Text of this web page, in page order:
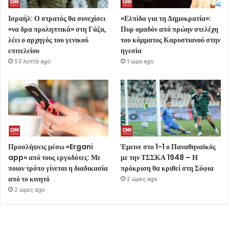
Ισραήλ: Ο στρατός θα συνεχίσει
«να δρα προληπτικά» στη Γάζα,
λέει ο αρχηγός του γενικού
επιτελείου
53 λεπτά ago
«Ελπίδα για τη Δημοκρατία»:
Πυρ ομαδόν από πρώην στελέχη
του κόμματος Καρυστιανού στην
ηγεσία
1 ώρα ago
Προσλήψεις μέσω «Ergani
app» από τους εργοδότες: Με
ποιον τρόπο γίνεται η διαδικασία
από το κινητό
2 ώρες ago
Έμεινε στο 1-1 ο Παναθηναϊκός
με την ΤΣΣΚΑ 1948 – Η
πρόκριση θα κριθεί στη Σόφια
2 ώρες ago